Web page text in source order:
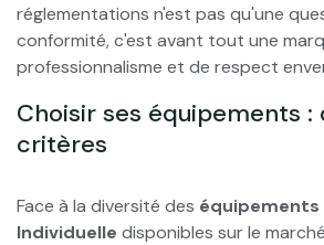
réglementations n'est pas qu'une
conformité, c'est avant tout une
professionnalisme et de respect
Choisir ses équipements :
critères
Face à la diversité des
Individuelle disponibles sur le